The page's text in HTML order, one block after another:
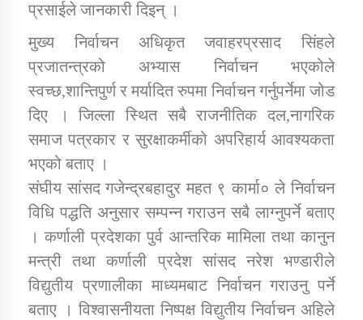
तातोपानी गाउँपालिकाको न्यायिक समिति सम्बन्धी सन्देश
तातोपानी गाउँपालिका जुम्लाको महिला तथा लैङ्गिक हिंसा
सम्बन्धी सूचना सन्देश
तातोपानी गाउँपालिका जुम्लाको महिनावारी सम्बन्धिकाे
सन्देश
तातोपानी गाउँपालिका जुम्लाको बालविवाह सन्देश
तातोपानी गाउँपालिका जुम्लाको सूचना
प्रसाईले जानकारी दिइन् ।
मुख्य निर्वाचन अधिकृत जवाहरप्रसाद सिंहले
प्रजातन्त्रको अभ्यास निर्वाचन भएकोले
स्वच्छ,शान्तिपुर्ण र मर्यादित रुपमा निर्वाचन गर्नुपर्नेमा जोड
दिए । जिल्ला स्थित सबै राजनीतिक दल,नागरिक
समाज पत्रकार र सुरक्षाकर्मीको अपरिहार्य आवश्यकता
भएको बताए ।
संघीय सांसद गजेन्द्रबहादुर महत ९ कार्मा० ले निर्वाचन
विधि पद्धति अनुसार सम्पन्न गराउन सबै लाग्नुपर्ने बताए
। कर्णाली प्रदेशका पुर्व आन्तरिक मामिला तथा कानुन
मन्त्री तथा कर्णाली प्रदेश सांसद नरेश भण्डारीले
विद्युतीय प्रणालीका माध्यमबाट निर्वाचन गराउनु पर्ने
बताए । विश्वासनीयता निष्पक्ष विद्युतीय निर्वाचन अहिले